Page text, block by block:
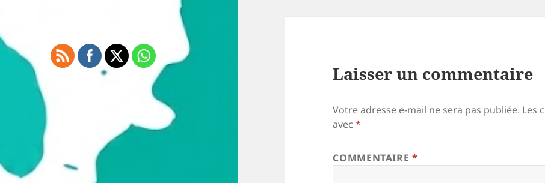
Laisser un commentaire
Votre adresse e-mail ne sera pas publiée. Les
avec*
COMMENTAIRE*